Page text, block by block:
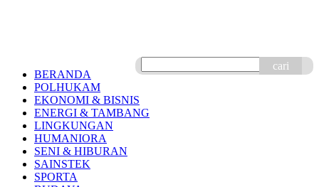
cari
BERANDA
POLHUKAM
EKONOMI & BISNIS
ENERGI & TAMBANG
LINGKUNGAN
HUMANIORA
SENI & HIBURAN
SAINSTEK
SPORTA